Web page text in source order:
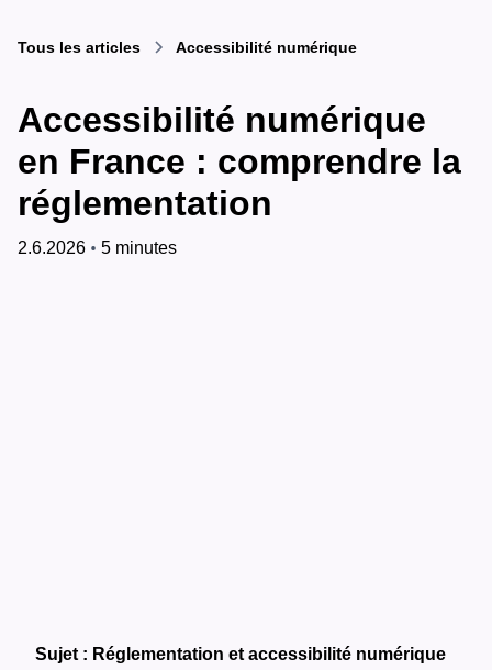
Tous les articles Accessibilité numérique
Accessibilité numérique
en France : comprendre la
réglementation
2.6.2026 • 5 minutes
Sujet : Réglementation et accessibilité numérique